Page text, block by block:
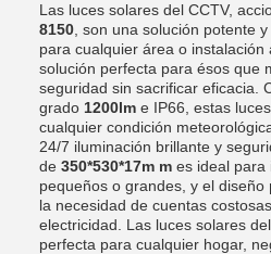
Las luces solares del CCTV,
8150 , son una solución potente
para cualquier área o instalación
solución perfecta para ésos que
seguridad sin sacrificar eficacia.
grado 1200lm e IP66, estas
cualquier condición
24/7 iluminación brillante y
de 350*530*17m m es ideal para
pequeños o grandes, y el diseño
la necesidad de cuentas
electricidad. Las luces solares
perfecta para cualquier hogar,